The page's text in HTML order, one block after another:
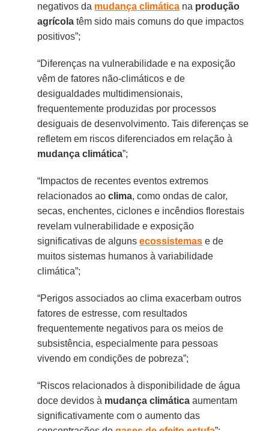
negativos da mudança climática na produção
agrícola têm sido mais comuns do que impactos
positivos”;
“Diferenças na vulnerabilidade e na exposição
vêm de fatores não-climáticos e de
desigualdades multidimensionais,
frequentemente produzidas por processos
desiguais de desenvolvimento. Tais diferenças se
refletem em riscos diferenciados em relação à
mudança climática”;
“Impactos de recentes eventos extremos
relacionados aoclima, como ondas de calor,
secas, enchentes, ciclones e incêndios florestais
revelam vulnerabilidade e exposição
significativas de algunsecossistemas e de
muitos sistemas humanos à variabilidade
climática”;
“Perigos associados ao clima exacerbam outros
fatores de estresse, com resultados
frequentemente negativos para os meios de
subsistência, especialmente para pessoas
vivendo em condições de pobreza”;
“Riscos relacionados à disponibilidade de água
doce devidos à mudança climática aumentam
significativamente com o aumento das